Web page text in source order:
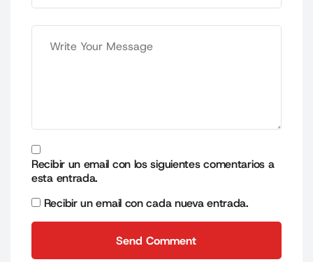
Recibir un email con los siguientes comentarios a
esta entrada.
Recibir un email con cada nueva entrada.
Send Comment